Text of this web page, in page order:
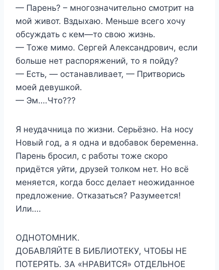
— Парень? – многозначительно смотрит на
мой живот. Вздыхаю. Меньше всего хочу
обсуждать с кем—то свою жизнь.
— Тоже мимо. Сергей Александрович, если
больше нет распоряжений, то я пойду?
— Есть, — останавливает, — Притворись
моей девушкой.
— Эм….Что???
Я неудачница по жизни. Серьёзно. На носу
Новый год, а я одна и вдобавок беременна.
Парень бросил, с работы тоже скоро
придётся уйти, друзей толком нет. Но всё
меняется, когда босс делает неожиданное
предложение. Отказаться? Разумеется!
Или….
ОДНОТОМНИК.
ДОБАВЛЯЙТЕ В БИБЛИОТЕКУ, ЧТОБЫ НЕ
ПОТЕРЯТЬ. ЗА «НРАВИТСЯ» ОТДЕЛЬНОЕ